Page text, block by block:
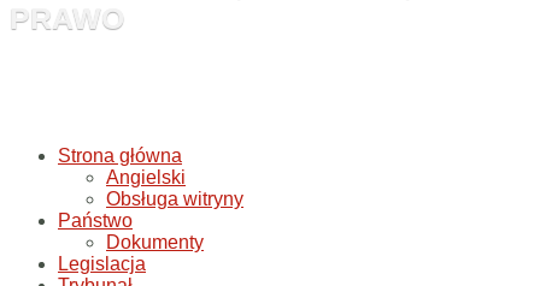
PRAWO
Strona główna
Angielski
Obsługa witryny
Państwo
Dokumenty
Legislacja